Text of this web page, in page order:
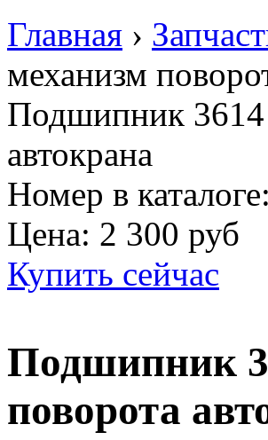
Главная ›
механизм
Подшипник 3614
автокрана
Номер в
Цена: 2 300 руб
Купить сейчас
Подшипник
поворота